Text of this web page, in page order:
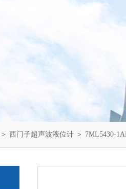
＞ 西门子超声波液位计 ＞ 7ML5430-